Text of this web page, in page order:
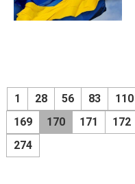
1 28 56 83 110
169
170 171 172
274